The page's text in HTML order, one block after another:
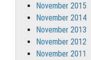
November 2015
November 2014
November 2013
November 2012
November 2011